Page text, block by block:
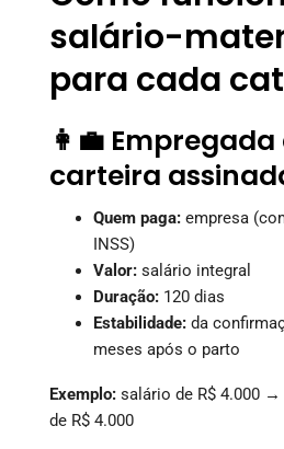
salário-
para cada
👩‍💼
carteira
Quem paga: empresa
INSS)
Valor: salário integral
Duração: 120 dias
Estabilidade: da
meses após o parto
Exemplo: salário de R$ 4.000
de R$ 4.000